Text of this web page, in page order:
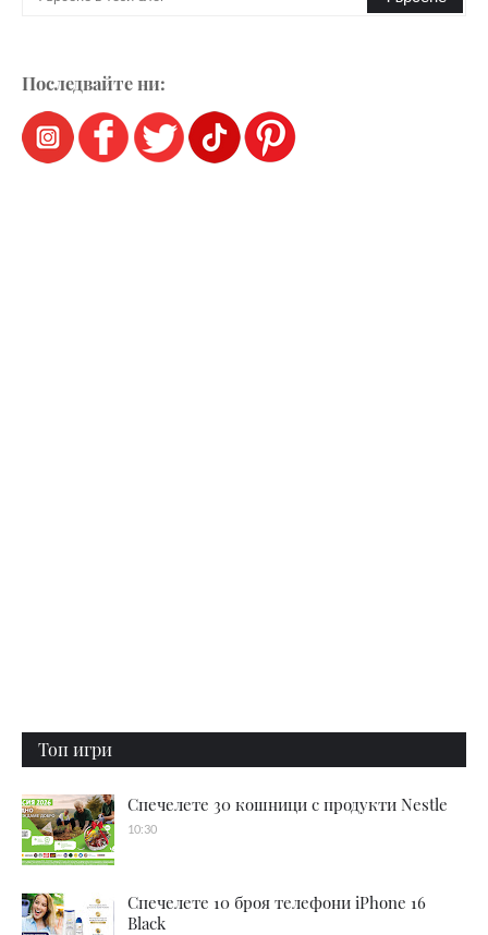
Последвайте ни:
Топ игри
Спечелете 30 кошници с продукти Nestle
10:30
Спечелете 10 броя телефони iPhone 16
Black